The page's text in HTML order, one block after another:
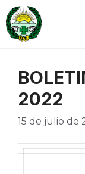
Saltar
al
contenido
2022
15 de julio de